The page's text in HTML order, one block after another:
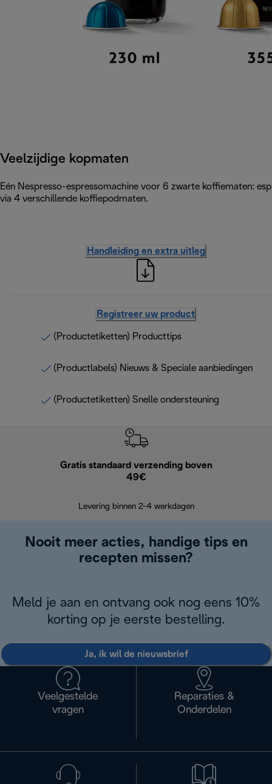
Veelzijdige kopmaten
Eén Nespresso-espressomachine voor 6 zwarte koffiematen:
via 4 verschillende koffiepodmaten.
Handleiding en extra uitleg
Registreer uw product
(Productetiketten) Producttips
(Productlabels) Nieuws & Speciale aanbiedingen
(Productetiketten) Snelle ondersteuning
Gratis standaard verzending boven
49€
Levering binnen 2-4 werkdagen
Nooit meer acties, handige tips en
recepten missen?
Meld je aan en ontvang ook nog eens 10%
korting op je eerste bestelling.
Ja, ik wil de nieuwsbrief
Veelgestelde
vragen
Reparaties &
Onderdelen